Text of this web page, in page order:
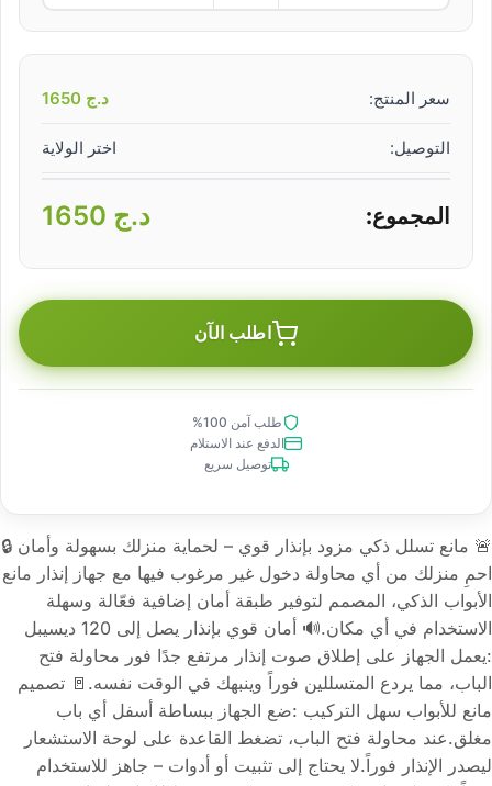
سعر المنتج: د.ج
التوصيل: اختر الولاية
المجموع: د.ج
اطلب الآن
طلب آمن 100%
الدفع عند الاستلام
توصيل سريع
🚨 مانع تسلل ذكي مزود بإنذار قوي – لحماية منزلك بسهولة وأمان 🔒
احمِ منزلك من أي محاولة دخول غير مرغوب فيها مع جهاز إنذار مانع
الأبواب الذكي، المصمم لتوفير طبقة أمان إضافية فعّالة وسهلة
الاستخدام في أي مكان.🔊 أمان قوي بإنذار يصل إلى 120 ديسيبل
:يعمل الجهاز على إطلاق صوت إنذار مرتفع جدًا فور محاولة فتح
الباب، مما يردع المتسللين فوراً وينبهك في الوقت نفسه.🚪 تصميم
مانع للأبواب سهل التركيب :ضع الجهاز ببساطة أسفل أي باب
مغلق.عند محاولة فتح الباب، تضغط القاعدة على لوحة الاستشعار
ليصدر الإنذار فوراً.لا يحتاج إلى تثبيت أو أدوات – جاهز للاستخدام